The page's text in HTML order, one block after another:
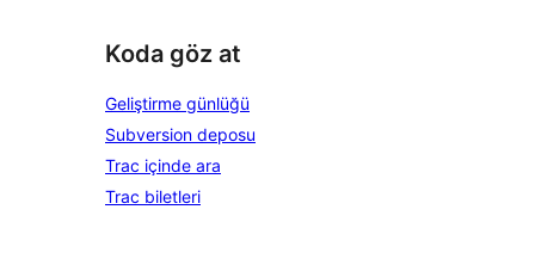
Koda göz at
Geliştirme günlüğü
Subversion deposu
Trac içinde ara
Trac biletleri